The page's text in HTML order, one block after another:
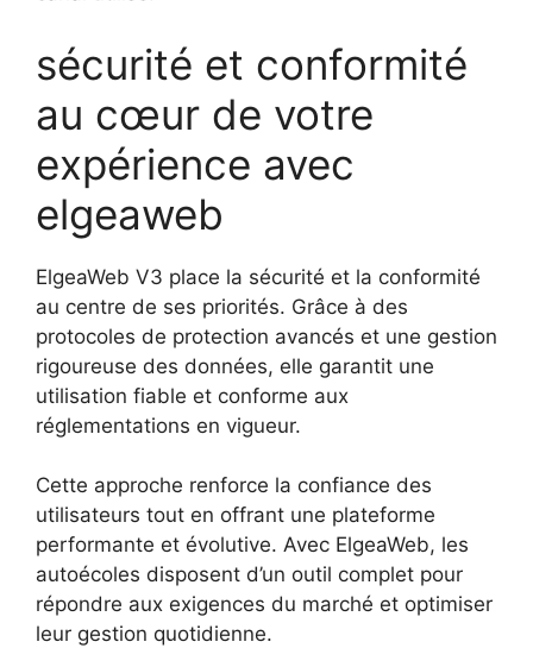
sécurité et conformité
au cœur de votre
expérience avec
elgeaweb
ElgeaWeb V3 place la sécurité et la conformité
au centre de ses priorités. Grâce à des
protocoles de protection avancés et une gestion
rigoureuse des données, elle garantit une
utilisation fiable et conforme aux
réglementations en vigueur.
Cette approche renforce la confiance des
utilisateurs tout en offrant une plateforme
performante et évolutive. Avec ElgeaWeb, les
autoécoles disposent d’un outil complet pour
répondre aux exigences du marché et optimiser
leur gestion quotidienne.